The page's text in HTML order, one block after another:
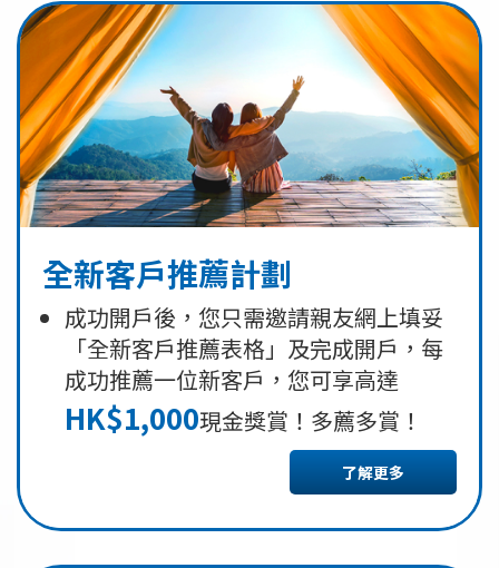
全新客戶推薦計劃
成功開戶後，您只需邀請親友網上填妥
「全新客戶推薦表格」及完成開戶，每
成功推薦一位新客戶，您可享高達
HK$1,000現金獎賞！多薦多賞！
了解更多